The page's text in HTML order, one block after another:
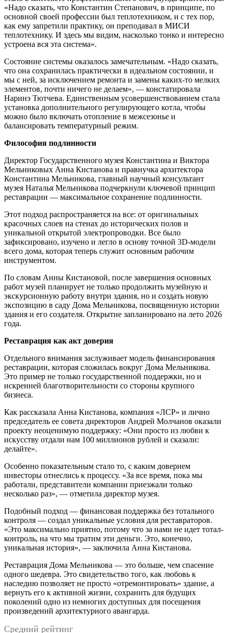
«Надо сказать, что Константин Степанович, в принципе, по
основной своей профессии был теплотехником, и с тех пор,
как ему запретили практику, он преподавал в МИСИ
теплотехнику. И здесь мы видим, насколько тонко и интересно
устроена вся эта система».
Состояние системы оказалось замечательным. «Надо сказать,
что она сохранилась практически в идеальном состоянии, и
мы с ней, за исключением ремонта и замены каких-то мелких
элементов, почти ничего не делаем», — констатировала
Наринэ Тютчева. Единственным усовершенствованием стала
установка дополнительного регулирующего котла, чтобы
можно было включать отопление в межсезонье и
балансировать температурный режим.
Философия подлинности
Директор Государственного музея Константина и Виктора
Мельниковых Анна Кистанова и правнучка архитектора
Константина Мельникова, главный научный консультант
музея Наталья Мельникова подчеркнули ключевой принцип
реставрации — максимальное сохранение подлинности.
Этот подход распространяется на все: от оригинальных
красочных слоев на стенах до исторических полов и
уникальной открытой электропроводки. Все было
зафиксировано, изучено и легло в основу точной 3D-модели
всего дома, которая теперь служит основным рабочим
инструментом.
По словам Анны Кистановой, после завершения основных
работ музей планирует не только продолжить музейную и
экскурсионную работу внутри здания, но и создать новую
экспозицию в саду Дома Мельникова, посвященную истории
здания и его создателя. Открытие запланировано на лето 2026
года.
Реставрация как акт доверия
Отдельного внимания заслуживает модель финансирования
реставрации, которая сложилась вокруг Дома Мельникова.
Это пример не только государственной поддержки, но и
искренней благотворительности со стороны крупного
бизнеса.
Как рассказала Анна Кистанова, компания «ЛСР» и лично
председатель ее совета директоров Андрей Молчанов оказали
проекту неоценимую поддержку: «Они просто из любви к
искусству отдали нам 100 миллионов рублей и сказали:
делайте».
Особенно показательным стало то, с каким доверием
инвесторы отнеслись к процессу. «За все время, пока мы
работали, представители компании приезжали только
несколько раз», — отметила директор музея.
Подобный подход — финансовая поддержка без тотального
контроля — создал уникальные условия для реставраторов.
«Это максимально приятно, потому что за нами не идет тотал-
контроль, на что мы тратим эти деньги. Это, конечно,
уникальная история», — заключила Анна Кистанова.
Реставрация Дома Мельникова — это больше, чем спасение
одного шедевра. Это свидетельство того, как любовь к
наследию позволяет не просто «отремонтировать» здание, а
вернуть его к активной жизни, сохранить для будущих
поколений одно из немногих доступных для посещения
произведений архитектурного авангарда.
Средний рейтинг